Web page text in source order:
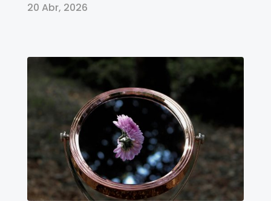
20 Abr, 2026